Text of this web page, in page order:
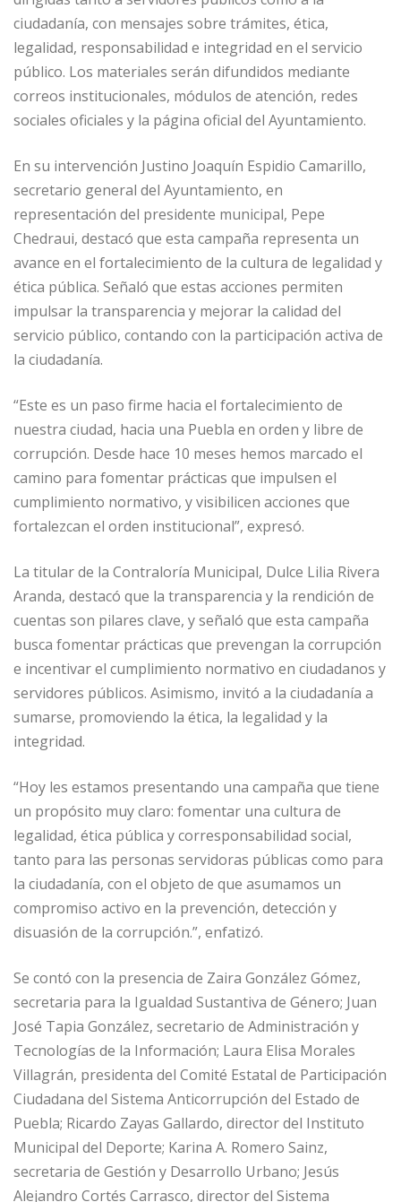
ciudadanía, con mensajes sobre trámites, ética,
legalidad, responsabilidad e integridad en el servicio
público. Los materiales serán difundidos mediante
correos institucionales, módulos de atención, redes
sociales oficiales y la página oficial del Ayuntamiento.
En su intervención Justino Joaquín Espidio Camarillo,
secretario general del Ayuntamiento, en
representación del presidente municipal, Pepe
Chedraui, destacó que esta campaña representa un
avance en el fortalecimiento de la cultura de legalidad y
ética pública. Señaló que estas acciones permiten
impulsar la transparencia y mejorar la calidad del
servicio público, contando con la participación activa de
la ciudadanía.
“Este es un paso firme hacia el fortalecimiento de
nuestra ciudad, hacia una Puebla en orden y libre de
corrupción. Desde hace 10 meses hemos marcado el
camino para fomentar prácticas que impulsen el
cumplimiento normativo, y visibilicen acciones que
fortalezcan el orden institucional”, expresó.
La titular de la Contraloría Municipal, Dulce Lilia Rivera
Aranda, destacó que la transparencia y la rendición de
cuentas son pilares clave, y señaló que esta campaña
busca fomentar prácticas que prevengan la corrupción
e incentivar el cumplimiento normativo en ciudadanos y
servidores públicos. Asimismo, invitó a la ciudadanía a
sumarse, promoviendo la ética, la legalidad y la
integridad.
“Hoy les estamos presentando una campaña que tiene
un propósito muy claro: fomentar una cultura de
legalidad, ética pública y corresponsabilidad social,
tanto para las personas servidoras públicas como para
la ciudadanía, con el objeto de que asumamos un
compromiso activo en la prevención, detección y
disuasión de la corrupción.”, enfatizó.
Se contó con la presencia de Zaira González Gómez,
secretaria para la Igualdad Sustantiva de Género; Juan
José Tapia González, secretario de Administración y
Tecnologías de la Información; Laura Elisa Morales
Villagrán, presidenta del Comité Estatal de Participación
Ciudadana del Sistema Anticorrupción del Estado de
Puebla; Ricardo Zayas Gallardo, director del Instituto
Municipal del Deporte; Karina A. Romero Sainz,
secretaria de Gestión y Desarrollo Urbano; Jesús
Alejandro Cortés Carrasco, director del Sistema